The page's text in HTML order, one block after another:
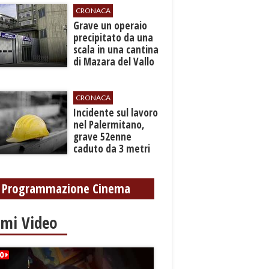
CRONACA
​Grave un operaio
precipitato da una
scala in una cantina
di Mazara del Vallo
CRONACA
​Incidente sul lavoro
nel Palermitano,
grave 52enne
caduto da 3 metri
Programmazione Cinema
Video